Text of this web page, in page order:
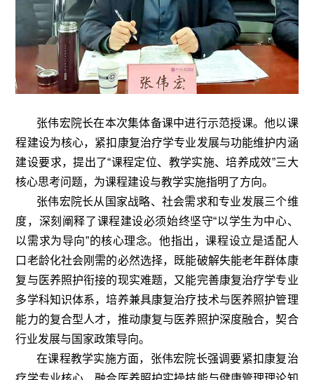
张伟宏院长在本次集体备课中进行示范授课。他以课
程建设为核心，紧扣康复治疗学专业发展与功能维护内涵
建设要求，提出了“课程定位、教学实施、培养成效”三大
核心思考问题，为课程建设与教学实施指明了方向。
张伟宏院长从国家战略、社会需求和专业发展三个维
度，深刻阐释了课程建设必须始终坚守“以学生为中心、
以需求为导向”的核心理念。他指出，课程设立是适配人
口老龄化社会刚需的必然选择，既能破解失能老年群体康
复与医养照护衔接的现实难题，又能完善康复治疗学专业
多学科知识体系，培养兼具康复治疗技术与医养照护管理
能力的复合型人才，推动康复与医养照护深度融合，契合
行业发展与国家政策导向。
在课程教学实施方面，张伟宏院长强调要紧扣康复治